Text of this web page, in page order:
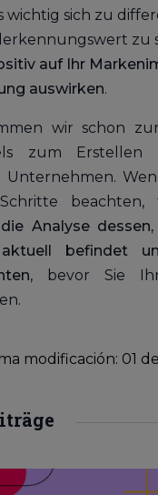
wichtig sich zu
zu
auf Ihr
auswirken.
wir schon
zum Erstellen
die Analyse
aktuell befindet
, bevor Sie
modificación: 01 de